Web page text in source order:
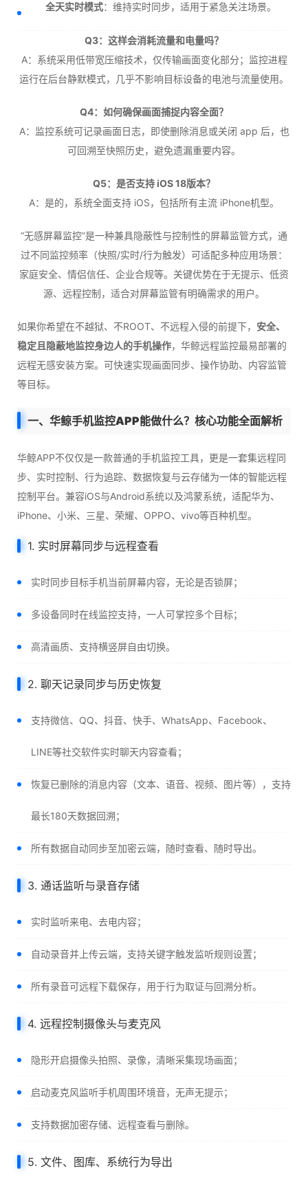
全天实时模式：维持实时同步，适用于紧急关注场景。
Q3：这样会消耗流量和电量吗？
A：系统采用低带宽压缩技术，仅传输画面变化部分；监控进程
运行在后台静默模式，几乎不影响目标设备的电池与流量使用。
Q4：如何确保画面捕捉内容全面？
A：监控系统可记录画面日志，即使删除消息或关闭 app 后，也
可回溯至快照历史，避免遗漏重要内容。
Q5：是否支持 iOS 18版本？
A：是的，系统全面支持 iOS，包括所有主流 iPhone机型。
“无感屏幕监控”是一种兼具隐蔽性与控制性的屏幕监管方式，通
过不同监控频率（快照/实时/行为触发）可适配多种应用场景：
家庭安全、情侣信任、企业合规等。关键优势在于无提示、低资
源、远程控制，适合对屏幕监管有明确需求的用户。
如果你希望在不越狱、不ROOT、不远程入侵的前提下， 安全、
稳定且隐蔽地监控身边人的手机操作，华鲸远程监控最易部署的
远程无感安装方案。可快速实现画面同步、操作协助、内容监管
等目标。
一、华鲸手机监控APP能做什么？核心功能全面解析
华鲸APP不仅仅是一款普通的手机监控工具，更是一套集远程同
步、实时控制、行为追踪、数据恢复与云存储为一体的智能远程
控制平台。兼容iOS与Android系统以及鸿蒙系统，适配华为、
iPhone、小米、三星、荣耀、OPPO、vivo等百种机型。
1. 实时屏幕同步与远程查看
实时同步目标手机当前屏幕内容，无论是否锁屏；
多设备同时在线监控支持，一人可掌控多个目标；
高清画质、支持横竖屏自由切换。
2. 聊天记录同步与历史恢复
支持微信、QQ、抖音、快手、WhatsApp、Facebook、
LINE等社交软件实时聊天内容查看；
恢复已删除的消息内容（文本、语音、视频、图片等），支持
最长180天数据回溯；
所有数据自动同步至加密云端，随时查看、随时导出。
3. 通话监听与录音存储
实时监听来电、去电内容；
自动录音并上传云端，支持关键字触发监听规则设置；
所有录音可远程下载保存，用于行为取证与回溯分析。
4. 远程控制摄像头与麦克风
隐形开启摄像头拍照、录像，清晰采集现场画面；
启动麦克风监听手机周围环境音，无声无提示；
支持数据加密存储、远程查看与删除。
5. 文件、图库、系统行为导出